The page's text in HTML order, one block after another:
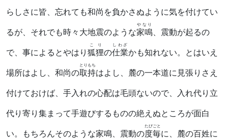
らしさに皆、忘れても和尚を負かさぬように気を付けてい
るが、それでも時々大地震のような家鳴
やなり
、震動が起るの
で、事によるとやはり 狐狸
こり
の仕業
しわざ
かも知れない。とはいえ
場所はよし、和尚の取持
とりもち
はよし、麓の一本道に見張りさえ
付けておけば、手入れの心配は毛頭ないので、入れ代り立
代り寄り集まって手遊びするものの絶えぬところが面白
い。もちろんそのような家鳴、震動の度毎
たびごと
に、麓の百姓に